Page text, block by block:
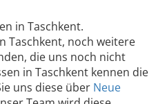
in Taschkent.
Taschkent, noch weitere
die uns noch nicht
in Taschkent kennen die
uns diese über Neue